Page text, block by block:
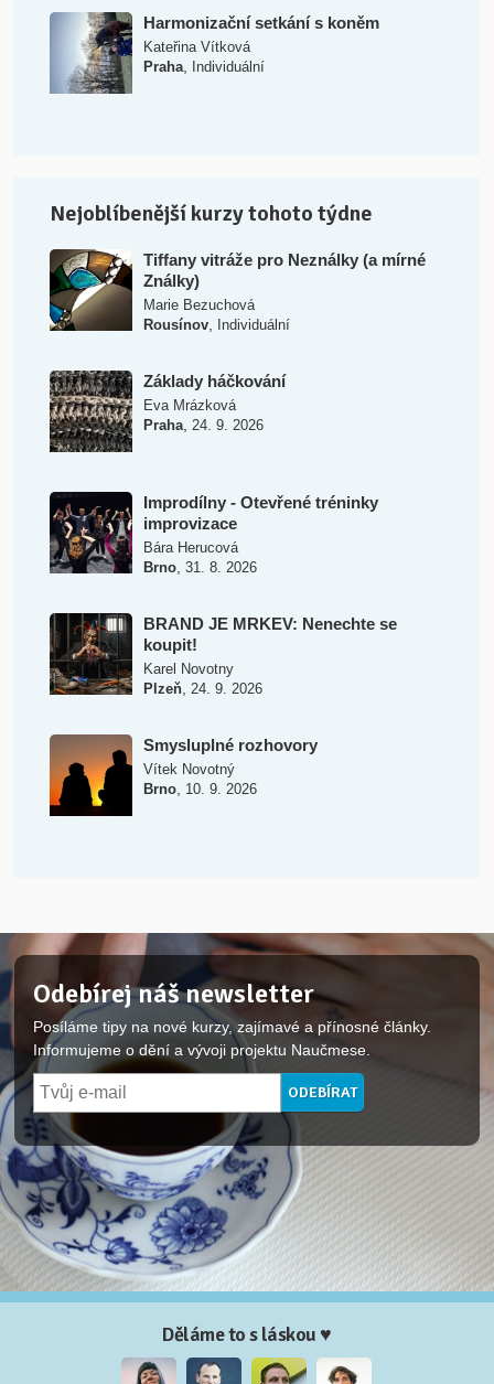
Harmonizační setkání s koněm
Kateřina Vítková
Praha, Individuální
Nejoblíbenější kurzy tohoto týdne
Tiffany vitráže pro Neználky (a mírné
Ználky)
Marie Bezuchová
Rousínov, Individuální
Základy háčkování
Eva Mrázková
Praha, 24. 9. 2026
Improdílny - Otevřené tréninky
improvizace
Bára Herucová
Brno, 31. 8. 2026
BRAND JE MRKEV: Nenechte se
koupit!
Karel Novotny
Plzeň, 24. 9. 2026
Smysluplné rozhovory
Vítek Novotný
Brno, 10. 9. 2026
Odebírej náš newsletter
Posíláme tipy na nové kurzy, zajímavé a přínosné články.
Informujeme o dění a vývoji projektu Naučmese.
Děláme to s láskou ♥